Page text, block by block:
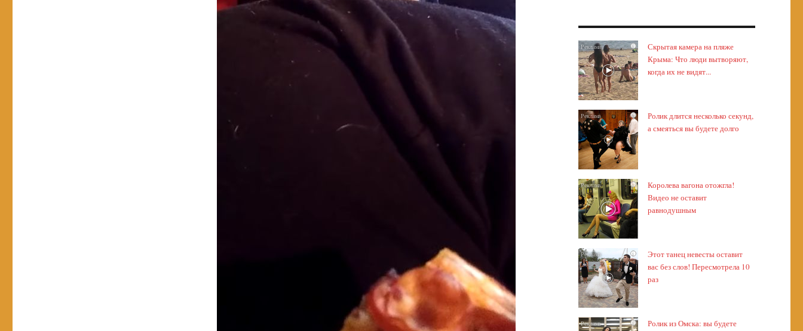
i
Скрытая камера на пляже
Крыма: Что люди вытворяют,
когда их не видят...
i
Ролик длится несколько секунд,
а смеяться вы будете долго
i
Королева вагона отожгла!
Видео не оставит
равнодушным
i
Этот танец невесты оставит
вас без слов! Пересмотрела 10
раз
i
Ролик из Омска: вы будете